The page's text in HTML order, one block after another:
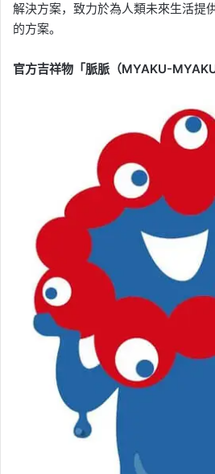
解決方案，致力於為人類未來生活提
的方案。
官方吉祥物「脈脈（MYAKU-MYAKU